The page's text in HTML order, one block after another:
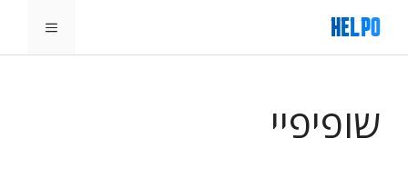
לתוכן
תפריט
שופיפיי